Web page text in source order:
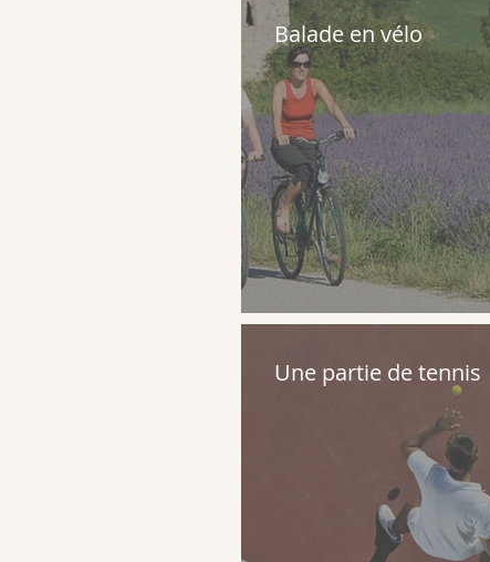
Balade en vélo
Une partie de tennis